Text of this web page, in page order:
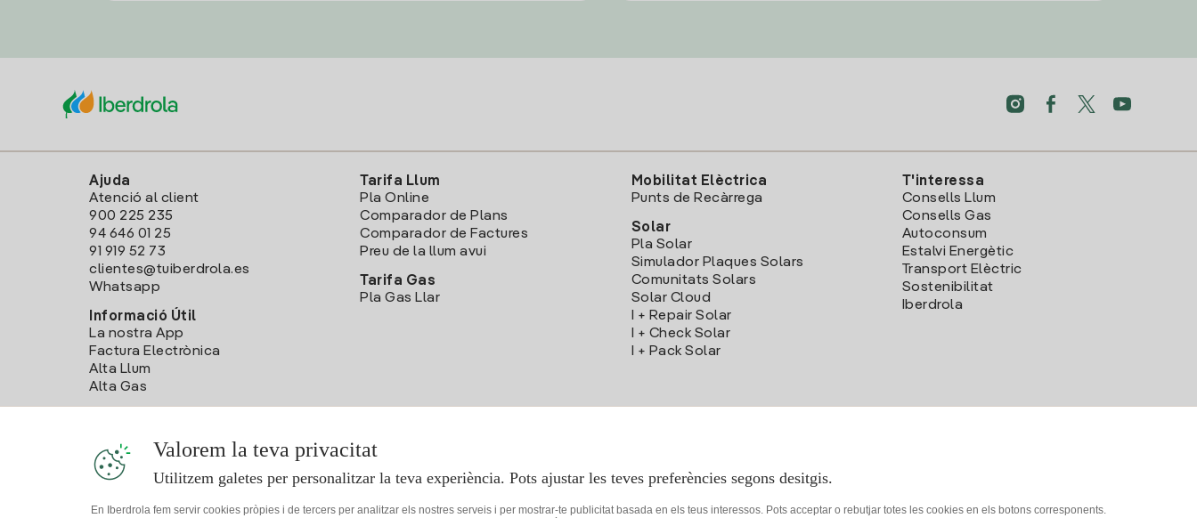
Ajuda
Atenció al client
900 225 235
94 646 01 25
91 919 52 73
clientes@tuiberdrola.es
Whatsapp
Informació Útil
La nostra App
Factura Electrònica
Alta Llum
Alta Gas
Tarifa Llum
Pla Online
Comparador de Plans
Comparador de Factures
Preu de la llum avui
Tarifa Gas
Pla Gas Llar
Mobilitat Elèctrica
Punts de Recàrrega
Solar
Pla Solar
Simulador Plaques Solars
Comunitats Solars
Solar Cloud
I + Repair Solar
I + Check Solar
I + Pack Solar
T'interessa
Consells Llum
Consells Gas
Autoconsum
Estalvi Energètic
Transport Elèctric
Sostenibilitat
Iberdrola
Valorem la teva privacitat
Utilitzem galetes per personalitzar la teva experiència. Pots ajustar les teves preferències segons desitgis.
En Iberdrola fem servir cookies pròpies i de tercers per analitzar els nostres serveis i per mostrar-te publicitat basada en els teus interessos. Pots acceptar o rebutjar totes les cookies en els botons corresponents.